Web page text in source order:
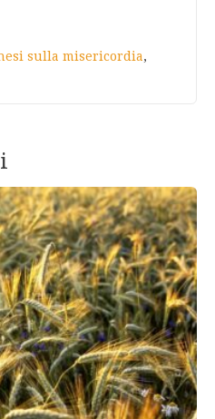
sulla misericordia,